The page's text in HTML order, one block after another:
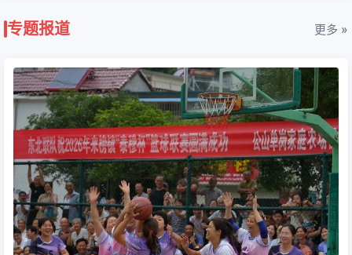
专题报道 更多 »